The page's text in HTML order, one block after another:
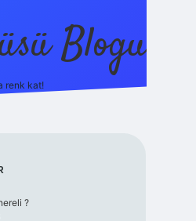
Blogu
renk kat!
?